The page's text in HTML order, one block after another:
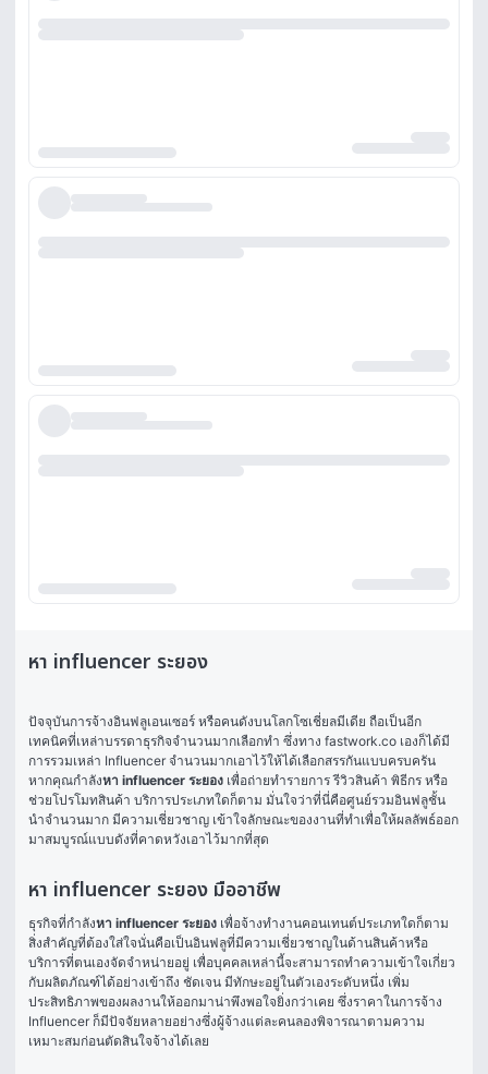
หา influencer ระยอง
ปัจจุบันการจ้างอินฟลูเอนเซอร์ หรือคนดังบนโลกโซเชี่ยลมีเดีย ถือเป็นอีก
เทคนิคที่เหล่าบรรดาธุรกิจจำนวนมากเลือกทำ ซึ่งทาง fastwork.co เองก็ได้มี
การรวมเหล่า Influencer จำนวนมากเอาไว้ให้ได้เลือกสรรกันแบบครบครัน
หากคุณกำลังหา influencer ระยอง เพื่อถ่ายทำรายการ รีวิวสินค้า พิธีกร หรือ
ช่วยโปรโมทสินค้า บริการประเภทใดก็ตาม มั่นใจว่าที่นี่คือศูนย์รวมอินฟลูชั้น
นำจำนวนมาก มีความเชี่ยวชาญ เข้าใจลักษณะของงานที่ทำเพื่อให้ผลลัพธ์ออก
มาสมบูรณ์แบบดังที่คาดหวังเอาไว้มากที่สุด
หา influencer ระยอง มืออาชีพ
ธุรกิจที่กำลังหา influencer ระยอง เพื่อจ้างทำงานคอนเทนต์ประเภทใดก็ตาม
สิ่งสำคัญที่ต้องใส่ใจนั่นคือเป็นอินฟลูที่มีความเชี่ยวชาญในด้านสินค้าหรือ
บริการที่ตนเองจัดจำหน่ายอยู่ เพื่อบุคคลเหล่านี้จะสามารถทำความเข้าใจเกี่ยว
กับผลิตภัณฑ์ได้อย่างเข้าถึง ชัดเจน มีทักษะอยู่ในตัวเองระดับหนึ่ง เพิ่ม
ประสิทธิภาพของผลงานให้ออกมาน่าพึงพอใจยิ่งกว่าเคย ซึ่งราคาในการจ้าง
Influencer ก็มีปัจจัยหลายอย่างซึ่งผู้จ้างแต่ละคนลองพิจารณาตามความ
เหมาะสมก่อนตัดสินใจจ้างได้เลย